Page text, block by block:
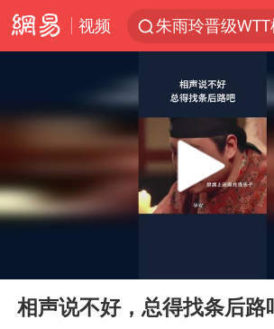
视频
改名后的“青海拉
Play
相声说不好，总得找条后路